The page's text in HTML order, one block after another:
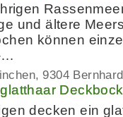
und ältere
können
…
9304
Deckbock
decken ein